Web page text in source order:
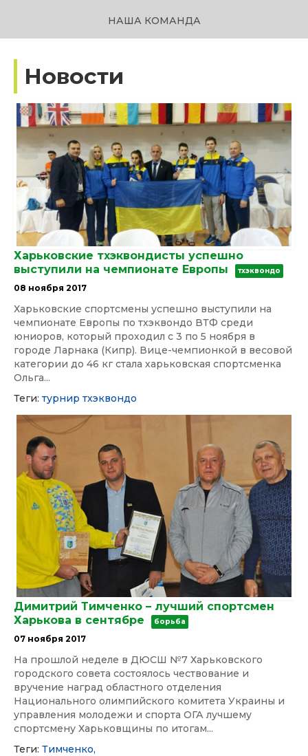
НАША КОМАНДА
Новости
Харьковские тхэквондисты успешно
выступили на чемпионате Европы
тхэквондо
08 ноября 2017
Харьковские спортсмены успешно выступили на
чемпионате Европы по тхэквондо ВТФ среди
юниоров, который проходил с 3 по 5 ноября в
городе Ларнака (Кипр). Вице-чемпионкой в весовой
категории до 46 кг стала харьковская спортсменка
Ольга...
Теги: турнир тхэквондо
Димитрий Тимченко – лучший спортсмен
Харькова в сентябре
борьба
07 ноября 2017
На прошлой неделе в ДЮСШ №7 Харьковского
городского совета состоялось чествование и
вручение наград областного отделения
Национального олимпийского комитета Украины и
управления молодежи и спорта ОГА лучшему
спортсмену Харьковщины по итогам...
Теги: Тимченко,